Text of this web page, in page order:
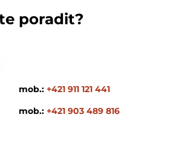
poradit?
mob.: +421 911 121 441
mob.: +421 903 489 816